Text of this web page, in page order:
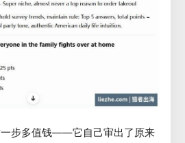
一步多值钱——它自己审出了原来